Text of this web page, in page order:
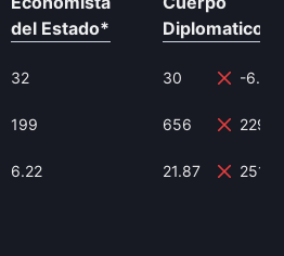
del Estado*
32
199
6.22
Diplomatico
30 -
656
21.87